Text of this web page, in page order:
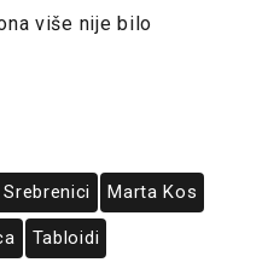
više nije bilo
Marta Kos
Tabloidi